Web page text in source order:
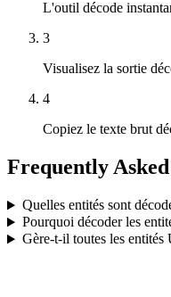
L'outil décode
3
Visualisez la sortie
4
Copiez le texte brut
Frequently
Quelles entités sont
Pourquoi décoder les
Gère-t-il toutes les entités